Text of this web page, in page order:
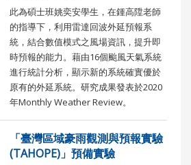
此為碩士班姚奕安學生，在鍾高陞老師
的指導下，利用雷達回波外延預報系
統，結合數值模式之風場資訊，提升即
時預報的能力。藉由16個颱風天氣系統
進行統計分析，顯示新的系統確實優於
原有的外延系統。研究成果發表於2020
年Monthly Weather Review。
「臺灣區域豪雨觀測與預報實驗
(TAHOPE)」預備實驗